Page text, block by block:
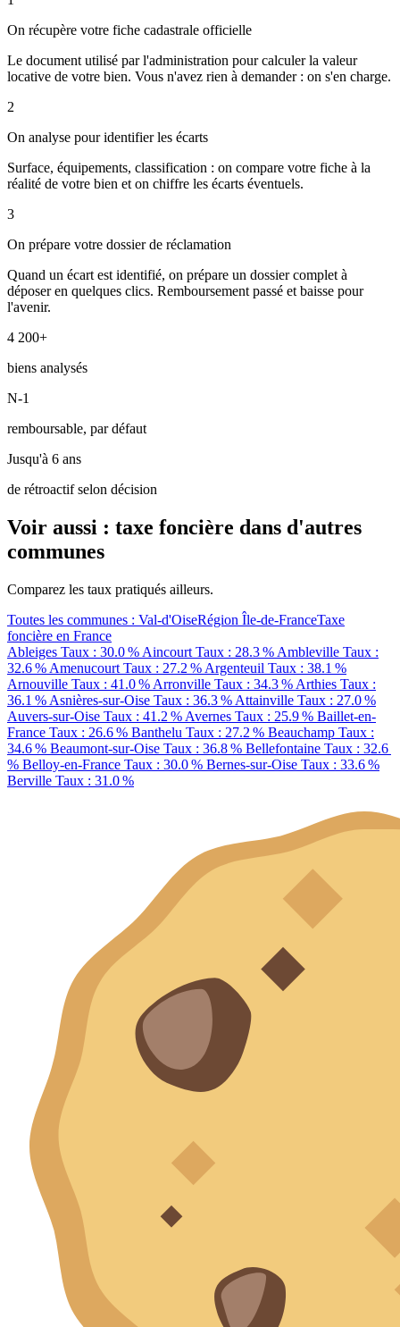
On récupère votre fiche cadastrale officielle
Le document utilisé par l'administration pour calculer la valeur
locative de votre bien. Vous n'avez rien à demander : on s'en charge.
2
On analyse pour identifier les écarts
Surface, équipements, classification : on compare votre fiche à la
réalité de votre bien et on chiffre les écarts éventuels.
3
On prépare votre dossier de réclamation
Quand un écart est identifié, on prépare un dossier complet à
déposer en quelques clics. Remboursement passé et baisse pour
l'avenir.
4 200+
biens analysés
N-1
remboursable, par défaut
Jusqu'à 6 ans
de rétroactif selon décision
Voir aussi : taxe foncière dans d'autres
communes
Comparez les taux pratiqués ailleurs.
Toutes les communes : Val-d'OiseRégion Île-de-FranceTaxe
foncière en France
Ableiges Taux : 30.0 % Aincourt Taux : 28.3 % Ambleville Taux :
32.6 % Amenucourt Taux : 27.2 % Argenteuil Taux : 38.1 %
Arnouville Taux : 41.0 % Arronville Taux : 34.3 % Arthies Taux :
36.1 % Asnières-sur-Oise Taux : 36.3 % Attainville Taux : 27.0 %
Auvers-sur-Oise Taux : 41.2 % Avernes Taux : 25.9 % Baillet-en-
France Taux : 26.6 % Banthelu Taux : 27.2 % Beauchamp Taux :
34.6 % Beaumont-sur-Oise Taux : 36.8 % Bellefontaine Taux : 32.6
% Belloy-en-France Taux : 30.0 % Bernes-sur-Oise Taux : 33.6 %
Berville Taux : 31.0 %